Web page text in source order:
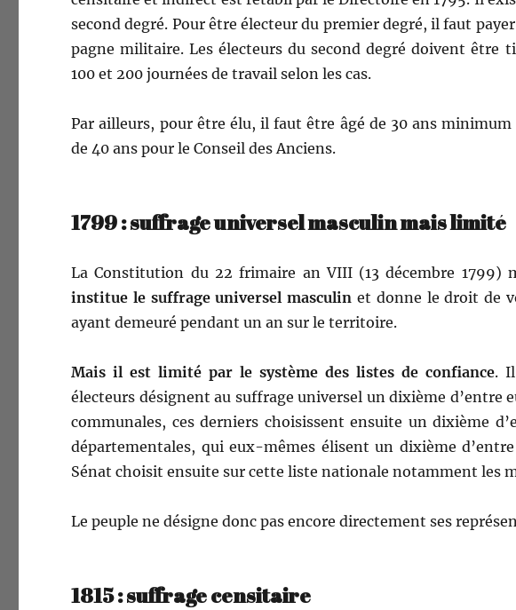
sec­ond degré. Pour être électeur du pre­mier degré, il faut
pagne mil­i­taire. Les électeurs du sec­ond degré doivent être
100 et 200 journées de tra­vail selon les cas.
Par ailleurs, pour être élu, il faut être âgé de 30 ans
de 40 ans pour le Con­seil des Anciens.
1799 : suffrage universel masculin mais limité
La Con­sti­tu­tion du 22 frimaire an VIII (13 décem­bre 1799)
institue le suf­frage uni­versel mas­culin et donne le droit de
ayant demeuré pen­dant un an sur le territoire.
Mais il est lim­ité par le sys­tème des listes de con­fi­ance. Il
électeurs désig­nent au suf­frage uni­versel un dix­ième d’entre
com­mu­nales, ces derniers choi­sis­sent ensuite un dix­ième
départe­men­tales, qui eux-mêmes élisent un dix­ième
Sénat choisit ensuite sur cette liste nationale notam­ment les
Le peu­ple ne désigne donc pas encore directe­ment ses
1815 : suffrage censitaire